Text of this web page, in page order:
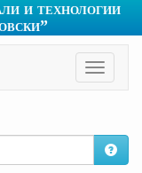
и технологии
Toggle